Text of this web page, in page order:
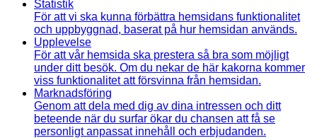
Statistik
För att vi ska kunna förbättra hemsidans funktionalitet
och uppbyggnad, baserat på hur hemsidan används.
Upplevelse
För att vår hemsida ska prestera så bra som möjligt
under ditt besök. Om du nekar de här kakorna kommer
viss funktionalitet att försvinna från hemsidan.
Marknadsföring
Genom att dela med dig av dina intressen och ditt
beteende när du surfar ökar du chansen att få se
personligt anpassat innehåll och erbjudanden.